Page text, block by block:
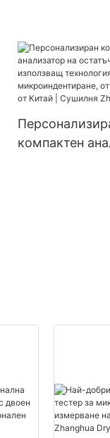
компактен